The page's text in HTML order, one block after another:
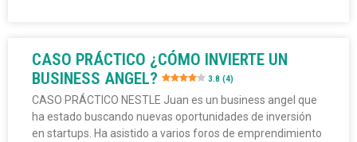
CASO PRÁCTICO ¿CÓMO INVIERTE UN
BUSINESS ANGEL?
3.8 (4)
CASO PRÁCTICO NESTLE Juan es un business angel que
ha estado buscando nuevas oportunidades de inversión
en startups. Ha asistido a varios foros de emprendimiento